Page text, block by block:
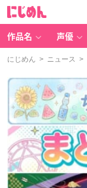
作品名 声優
にじめん > ニュース >